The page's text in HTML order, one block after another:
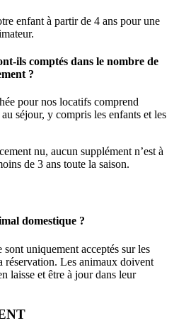
enfant à partir de 4 ans pour une
ils comptés dans le nombre de
?
pour nos locatifs comprend
séjour, y compris les enfants et les
nu, aucun supplément n’est à
de 3 ans toute la saison.
domestique ?
uniquement acceptés sur les
réservation. Les animaux doivent
laisse et être à jour dans leur